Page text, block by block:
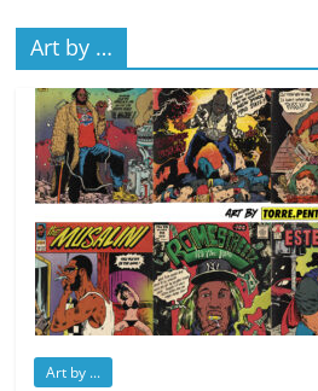
Art by …
Art by ...